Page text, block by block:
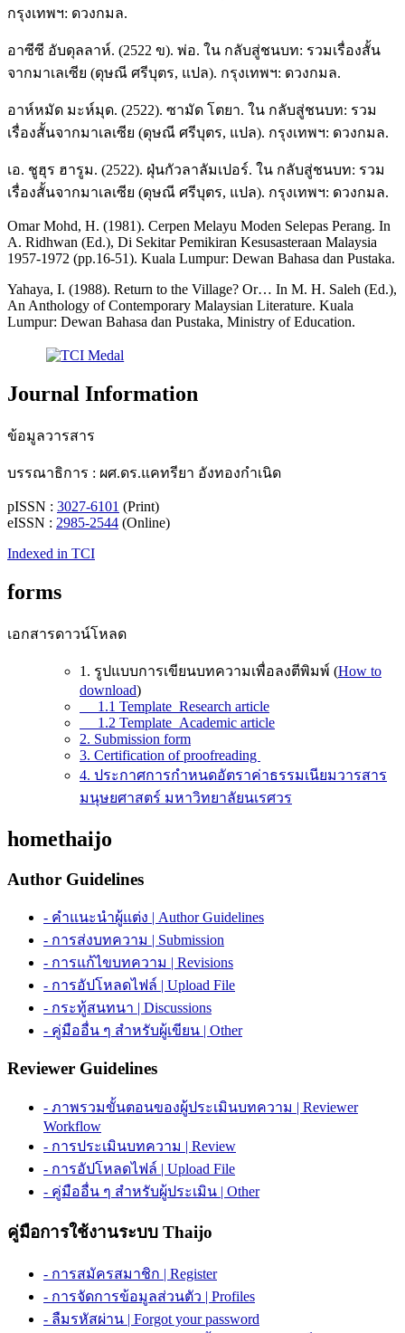
กรุงเทพฯ: ดวงกมล.
อาซีซี อับดุลลาห์. (2522 ข). พ่อ. ใน กลับสู่ชนบท: รวมเรื่องสั้น
จากมาเลเซีย (ดุษณี ศรีบุตร, แปล). กรุงเทพฯ: ดวงกมล.
อาห์หมัด มะห์มุด. (2522). ซามัด โตยา. ใน กลับสู่ชนบท: รวม
เรื่องสั้นจากมาเลเซีย (ดุษณี ศรีบุตร, แปล). กรุงเทพฯ: ดวงกมล.
เอ. ชูฮุร ฮารูม. (2522). ฝุ่นกัวลาลัมเปอร์. ใน กลับสู่ชนบท: รวม
เรื่องสั้นจากมาเลเซีย (ดุษณี ศรีบุตร, แปล). กรุงเทพฯ: ดวงกมล.
Omar Mohd, H. (1981). Cerpen Melayu Moden Selepas Perang. In
A. Ridhwan (Ed.), Di Sekitar Pemikiran Kesusasteraan Malaysia
1957-1972 (pp.16-51). Kuala Lumpur: Dewan Bahasa dan Pustaka.
Yahaya, I. (1988). Return to the Village? Or… In M. H. Saleh (Ed.),
An Anthology of Contemporary Malaysian Literature. Kuala
Lumpur: Dewan Bahasa dan Pustaka, Ministry of Education.
Journal Information
ข้อมูลวารสาร
บรรณาธิการ : ผศ.ดร.แคทรียา อังทองกำเนิด
pISSN : 3027-6101 (Print)
eISSN : 2985-2544 (Online)
Indexed in TCI
forms
เอกสารดาวน์โหลด
1. รูปแบบการเขียนบทความเพื่อลงตีพิมพ์ (How to
download)
1.1 Template_Research article
1.2 Template_Academic article
2. Submission form
3. Certification of proofreading
4. ประกาศการกำหนดอัตราค่าธรรมเนียมวารสาร
มนุษยศาสตร์ มหาวิทยาลัยนเรศวร
homethaijo
Author Guidelines
- คำแนะนำผู้แต่ง | Author Guidelines
- การส่งบทความ | Submission
- การแก้ไขบทความ | Revisions
- การอัปโหลดไฟล์ | Upload File
- กระทู้สนทนา | Discussions
- คู่มืออื่น ๆ สำหรับผู้เขียน | Other
Reviewer Guidelines
- ภาพรวมขั้นตอนของผู้ประเมินบทความ | Reviewer
Workflow
- การประเมินบทความ | Review
- การอัปโหลดไฟล์ | Upload File
- คู่มืออื่น ๆ สำหรับผู้ประเมิน | Other
คู่มือการใช้งานระบบ Thaijo
- การสมัครสมาชิก | Register
- การจัดการข้อมูลส่วนตัว | Profiles
- ลืมรหัสผ่าน | Forgot your password